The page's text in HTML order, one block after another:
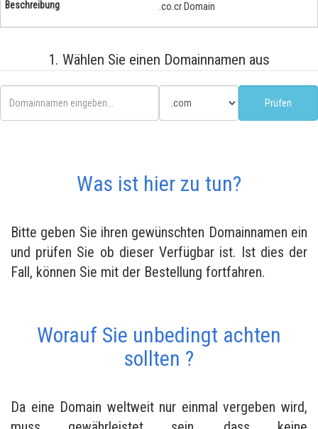
.co.cr Domain
1. Wählen Sie einen Domainnamen aus
Was ist hier zu tun?
Bitte geben Sie ihren gewünschten Domainnamen ein
und prüfen Sie ob dieser Verfügbar ist. Ist dies der
Fall, können Sie mit der Bestellung fortfahren.
Worauf Sie unbedingt achten
sollten ?
Da eine Domain weltweit nur einmal vergeben wird,